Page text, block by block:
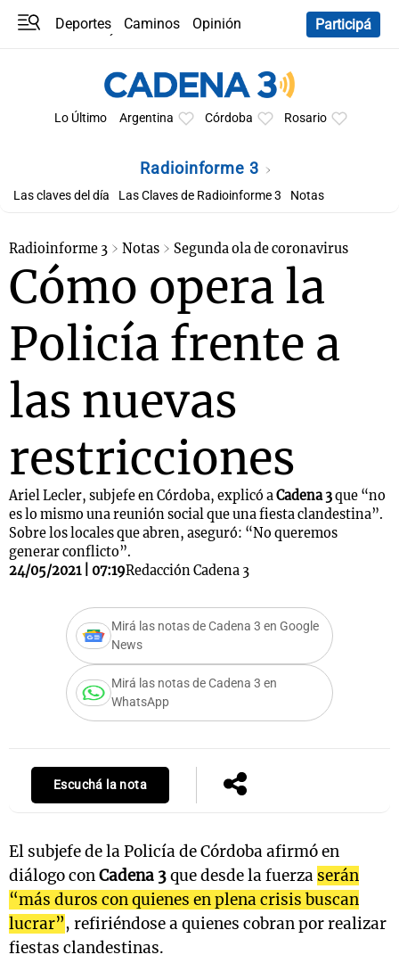
Deportes Caminos
Opinión
Participá
Lo Último Argentina Córdoba Rosario
Radioinforme 3
Las claves del día Las Claves de Radioinforme 3 Notas
Radioinforme 3 Notas Segunda ola de coronavirus
Cómo opera la
Policía frente a
las nuevas
restricciones
Ariel Lecler, subjefe en Córdoba, explicó aCadena 3que “no
es lo mismo una reunión social que una fiesta clandestina”.
Sobre los locales que abren, aseguró: “No queremos
generar conflicto”.
24/05/2021 | 07:19Redacción Cadena 3
Mirá las notas de Cadena 3 en Google
News
Mirá las notas de Cadena 3 en
WhatsApp
Escuchá la nota
El subjefe de la Policía de Córdoba afirmó en
diálogo conCadena 3que desde la fuerza serán
“más duros con quienes en plena crisis buscan
lucrar”, refiriéndose a quienes cobran por realizar
fiestas clandestinas.
Notas
Mundial 2026
Notas
La Sole en
Cadena 3